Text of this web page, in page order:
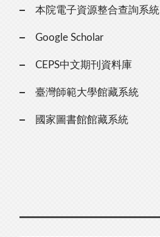
本院電子資源整合查詢系統
Google Scholar
CEPS中文期刊資料庫
臺灣師範大學館藏系統
國家圖書館館藏系統